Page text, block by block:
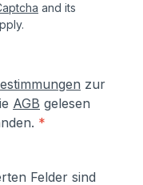
and its
zur
AGB gelesen
*
Felder sind